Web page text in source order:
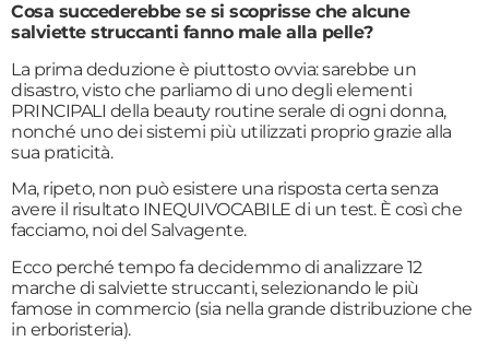
Cosa succederebbe se si scoprisse che alcune
salviette struccanti fanno male alla pelle?
La prima deduzione è piuttosto ovvia: sarebbe un
disastro, visto che parliamo di uno degli elementi
PRINCIPALI della beauty routine serale di ogni donna,
nonché uno dei sistemi più utilizzati proprio grazie alla
sua praticità.
Ma, ripeto, non può esistere una risposta certa senza
avere il risultato INEQUIVOCABILE di un test. È così che
facciamo, noi del Salvagente.
Ecco perché tempo fa decidemmo di analizzare 12
marche di salviette struccanti, selezionando le più
famose in commercio (sia nella grande distribuzione che
in erboristeria).